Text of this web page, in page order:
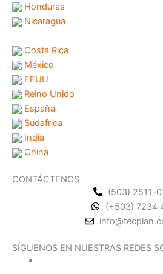
Honduras
Nicaragua
Costa Rica
México
EEUU
Reino Unido
España
Sudafrica
India
China
CONTÁCTENOS
(503) 2511-
(+503) 7234
SÍGUENOS EN NUESTRAS REDES